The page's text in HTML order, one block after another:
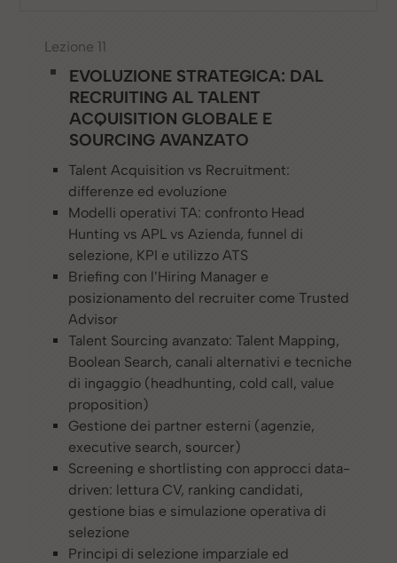
Lezione 11
EVOLUZIONE STRATEGICA: DAL
RECRUITING AL TALENT
ACQUISITION GLOBALE E
SOURCING AVANZATO
Talent Acquisition vs Recruitment:
differenze ed evoluzione
Modelli operativi TA: confronto Head
Hunting vs APL vs Azienda, funnel di
selezione, KPI e utilizzo ATS
Briefing con l’Hiring Manager e
posizionamento del recruiter come Trusted
Advisor
Talent Sourcing avanzato: Talent Mapping,
Boolean Search, canali alternativi e tecniche
di ingaggio (headhunting, cold call, value
proposition)
Gestione dei partner esterni (agenzie,
executive search, sourcer)
Screening e shortlisting con approcci data-
driven: lettura CV, ranking candidati,
gestione bias e simulazione operativa di
selezione
Principi di selezione imparziale ed